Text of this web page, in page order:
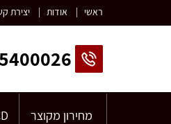
ראשי | אודות | יצירת
מחירון מקוצר